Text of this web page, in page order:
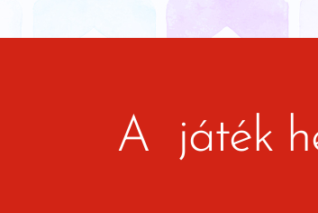
A játék